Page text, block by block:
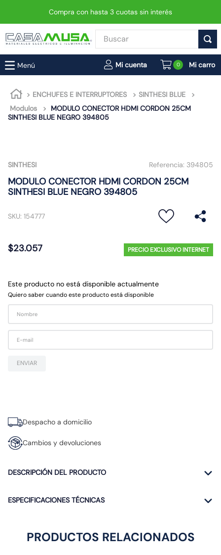
Compra con hasta 3 cuotas sin interés
Buscar
0
ENCHUFES E INTERRUPTORES
SINTHESI BLUE
Modulos
MODULO CONECTOR HDMI CORDON 25CM
SINTHESI BLUE NEGRO 394805
SINTHESI Referencia: 394805
MODULO CONECTOR HDMI CORDON 25CM
SINTHESI BLUE NEGRO 394805
SKU: 154777
$23.057 PRECIO EXCLUSIVO INTERNET
Este producto no está disponible actualmente
Quiero saber cuando este producto está disponible
ENVIAR
Despacho a domicilio
Cambios y devoluciones
DESCRIPCIÓN DEL PRODUCTO
ESPECIFICACIONES TÉCNICAS
PRODUCTOS RELACIONADOS
TÉRMINOS MÁS BUSCADOS
1.
enchufe
2.
interruptor
3 .
luminaria vial led neo
foco led
7.
ampolleta
8.
matixgo
proyector led